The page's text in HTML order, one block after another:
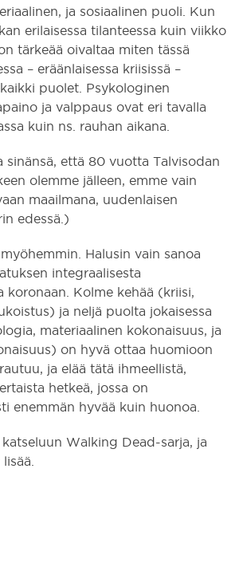
ja sosiaalinen puoli. Kun
erilaisessa tilanteessa kuin viikko
tärkeää oivaltaa miten tässä
– eräänlaisessa kriisissä –
puolet. Psykologinen
ja valppaus ovat eri tavalla
kuin ns. rauhan aikana.
sinänsä, että 80 vuotta Talvisodan
olemme jälleen, emme vain
maailmana, uudenlaisen
edessä.)
Halusin vain sanoa
integraalisesta
koronaan. Kolme kehää (kriisi,
ja neljä puolta jokaisessa
materiaalinen kokonaisuus, ja
on hyvä ottaa huomioon
ja elää tätä ihmeellistä,
hetkeä, jossa on
enemmän hyvää kuin huonoa.
Walking Dead-sarja, ja